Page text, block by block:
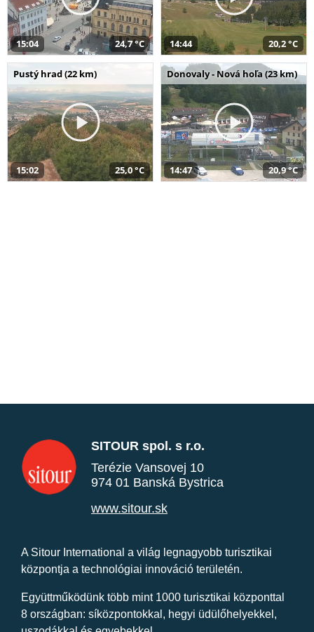
15:04 24,7 °C 14:44 20,2 °C
Pustý hrad (22 km)
15:02 25,0 °C
Donovaly - Nová hoľa (23 km)
14:47 20,9 °C
SITOUR spol. s r.o.
Terézie Vansovej 10
974 01 Banská Bystrica
www.sitour.sk
A Sitour International a világ legnagyobb turisztikai
központja a technológiai innováció területén.
Együttműködünk több mint 1000 turisztikai központtal
8 országban: síközpontokkal, hegyi üdülőhelyekkel,